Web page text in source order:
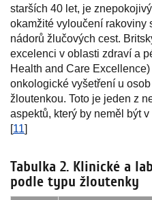
starších 40 let, je
okamžité vyloučení rakoviny
nádorů žlučových cest.
excelenci v oblasti zdraví a
Health and Care
onkologické vyšetření u
žloutenkou. Toto je jeden z
aspektů, který by neměl být
[11]
Tabulka 2. Klinické a
podle typu žloutenky